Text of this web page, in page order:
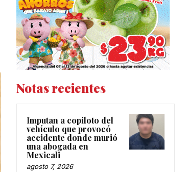
Notas recientes
Imputan a copiloto del
vehículo que provocó
accidente donde murió
una abogada en
Mexicali
agosto 7, 2026